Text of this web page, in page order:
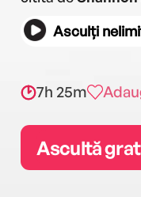
Asculți
7h 25m
Ascultă